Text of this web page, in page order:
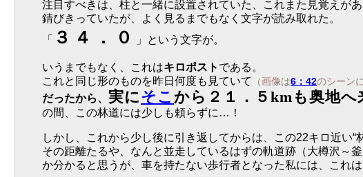
注目すべきは、柱と一緒に設置されていた、これまた見覚えが
錆びきっていたが、よく見るまでもなく文字が読み取れた。
「
３４．０ 」という文字が。
いうまでもなく、これはキロポスト である。
これと同じ形のものを昨日何度も見ていて
（画像は6：42のシーン
だったから、 実にそこ から２１．５kmも奥地へ
の間、この林道には少しも頼らずに…！
しかし、これから少し後に引き返してからは、この22キロ近い“
その距離たるや、なんと並走しているはずの軌道跡（大樽沢
か分かると思うが、車を持たない歩行者となった私には、これ